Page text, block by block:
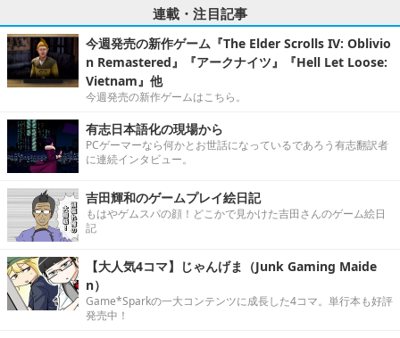
連載・注目記事
今週発売の新作ゲーム『The Elder Scrolls IV: Oblivio
n Remastered』『アークナイツ』『Hell Let Loose:
Vietnam』他
今週発売の新作ゲームはこちら。
有志日本語化の現場から
PCゲーマーなら何かとお世話になっているであろう有志翻訳者
に連続インタビュー。
吉田輝和のゲームプレイ絵日記
もはやゲムスパの顔！どこかで見かけた吉田さんのゲーム絵日
記
【大人気4コマ】じゃんげま（Junk Gaming Maide
n）
Game*Sparkの一大コンテンツに成長した4コマ。単行本も好評
発売中！